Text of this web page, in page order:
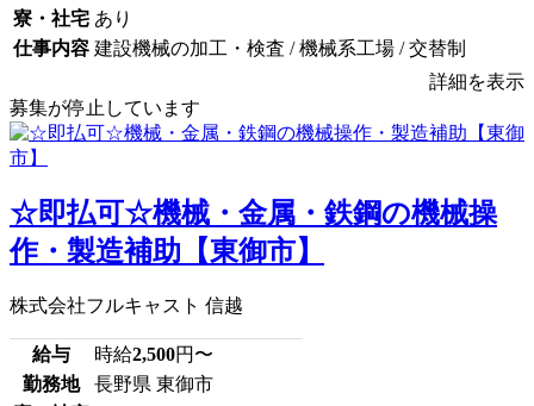
寮・社宅 あり
仕事内容 建設機械の加工・検査 / 機械系工場 / 交替制
詳細を表示
募集が停止しています
☆即払可☆機械・金属・鉄鋼の機械操
作・製造補助【東御市】
株式会社フルキャスト 信越
給与 時給2,500円〜
勤務地
長野県 東御市